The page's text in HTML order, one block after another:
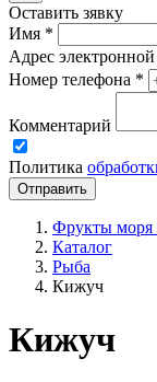
Оставить зявку
Имя *
Адрес
Номер телефона *
Комментарий
Политика
Фрукты моря
Каталог
Рыба
Кижуч
Кижуч